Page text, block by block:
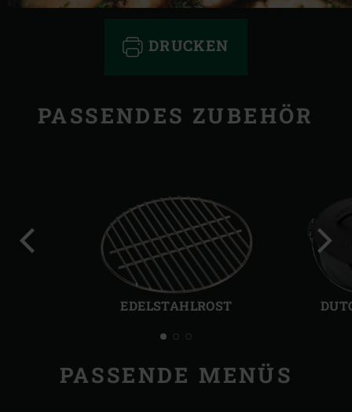
DRUCKEN
PASSENDES ZUBEHÖR
EDELSTAHLROST
Folie
PASSENDE MENÜS